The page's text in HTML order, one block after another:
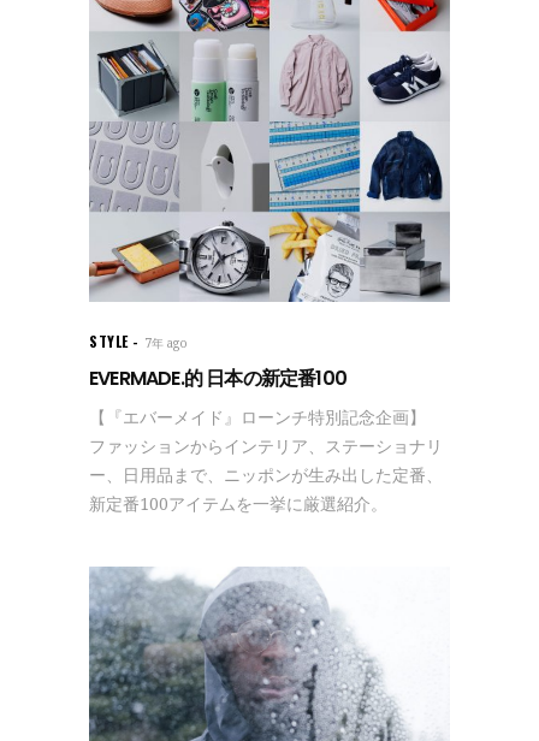
STYLE 7年 ago
EVERMADE.的 日本の新定番100
【『エバーメイド』ローンチ特別記念企画】
ファッションからインテリア、ステーショナリ
ー、日用品まで、ニッポンが生み出した定番、
新定番100アイテムを一挙に厳選紹介。